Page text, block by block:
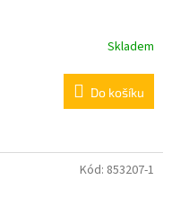
Skladem
Do košíku
Kód: 853207-1